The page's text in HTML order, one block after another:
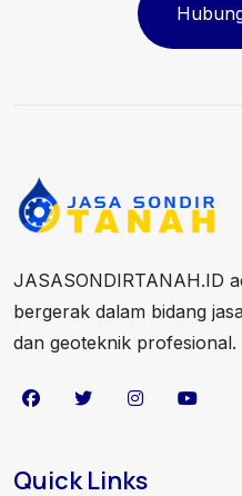
JASASONDIRTANAH.ID
bergerak dalam bidang
dan geoteknik profesional.
Quick Links